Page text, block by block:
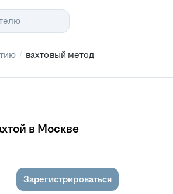
/ вахтовый метод
в Москве
Зарегистрироваться